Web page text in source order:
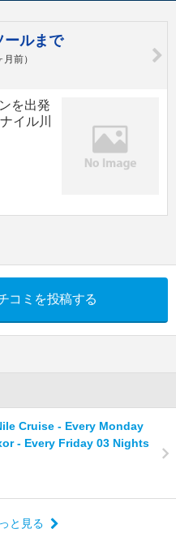
ールまで
前）
を出発
イル川
コミを投稿する
Cruise - Every Monday
- Every Friday 03 Nights
と見る